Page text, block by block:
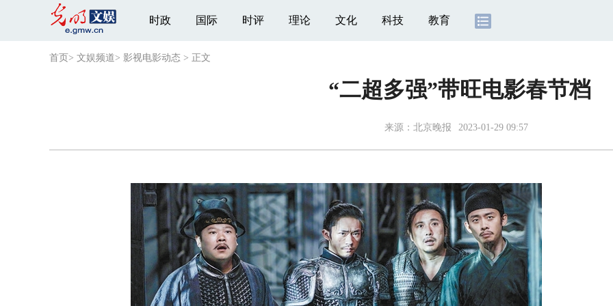
时政 国际 时评 理论 文化 科技 教育
首页 > 文娱频道> 影视电影动态 > 正文
“二超多强”带旺电影春节档
来源： 北京晚报 2023-01-29 09:57